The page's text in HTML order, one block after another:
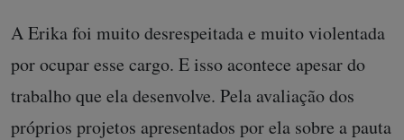
A Erika foi muito desrespeitada e muito violentada
por ocupar esse cargo. E isso acontece apesar do
trabalho que ela desenvolve. Pela avaliação dos
próprios projetos apresentados por ela sobre a pauta